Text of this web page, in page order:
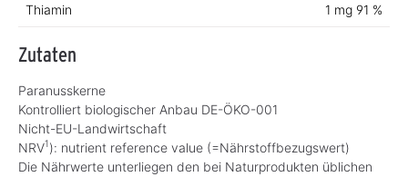
Thiamin 1 mg 91 %
Zutaten
Paranusskerne
Kontrolliert biologischer Anbau DE-ÖKO-001
Nicht-EU-Landwirtschaft
NRV1 ): nutrient reference value (=Nährstoffbezugswert)
Die Nährwerte unterliegen den bei Naturprodukten üblichen